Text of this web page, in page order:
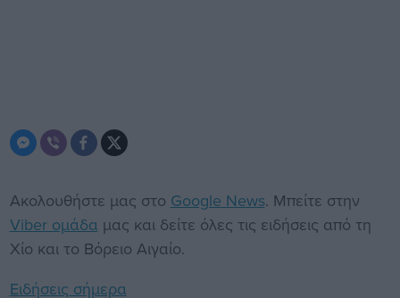
Ακολουθήστε μας στο Google News. Μπείτε στην
Viber ομάδα μας και δείτε όλες τις ειδήσεις από τη
Χίο και το Βόρειο Αιγαίο.
Ειδήσεις σήμερα